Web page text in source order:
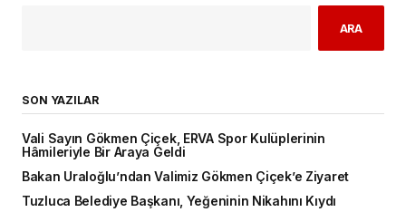
ARA
SON YAZILAR
Vali Sayın Gökmen Çiçek, ERVA Spor Kulüplerinin
Hâmileriyle Bir Araya Geldi
Bakan Uraloğlu’ndan Valimiz Gökmen Çiçek’e Ziyaret
Tuzluca Belediye Başkanı, Yeğeninin Nikahını Kıydı